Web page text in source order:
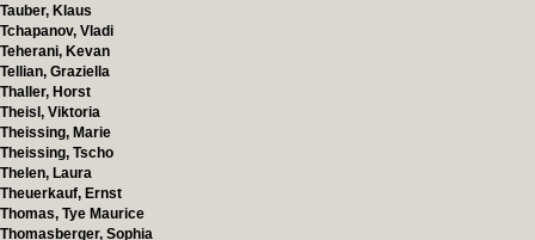
Tauber, Klaus
Tchapanov, Vladi
Teherani, Kevan
Tellian, Graziella
Thaller, Horst
Theisl, Viktoria
Theissing, Marie
Theissing, Tscho
Thelen, Laura
Theuerkauf, Ernst
Thomas, Tye Maurice
Thomasberger, Sophia